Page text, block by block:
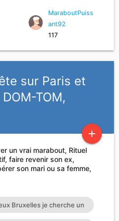
MaraboutPuiss
ant92
117
sur Paris et
TOM,
add
un vrai marabout, Rituel
faire revenir son ex,
son mari ou sa femme,
Bruxelles je cherche un